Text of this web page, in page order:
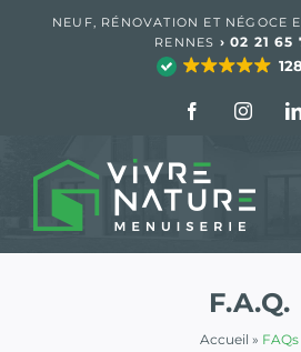
NEUF, RÉNOVATION ET NÉGOCE
RENNES › 02 21 65
Facebook
F.A.Q.
Accueil » FAQs